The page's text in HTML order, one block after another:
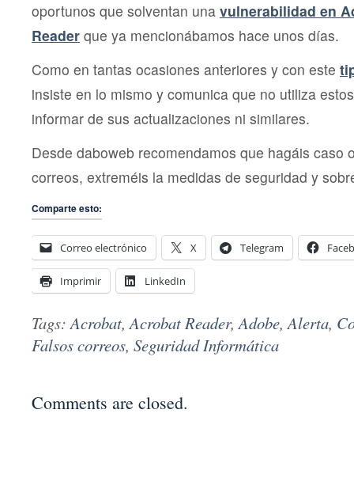
oportunos que solventan una vulnerabilidad en
Reader que ya mencionábamos hace unos días.
Como en tantas ocasiones anteriores y con este
insiste en lo mismo y comunica que no utiliza
informar de sus actualizaciones ni similares.
Desde daboweb recomendamos que hagáis caso
correos, extreméis la medidas de seguridad y
Comparte esto:
Correo electrónico X Telegram
Imprimir LinkedIn
Tags:Acrobat,Acrobat Reader,Adobe,Alerta,
Falsos correos, Seguridad Informática
Comments are closed.